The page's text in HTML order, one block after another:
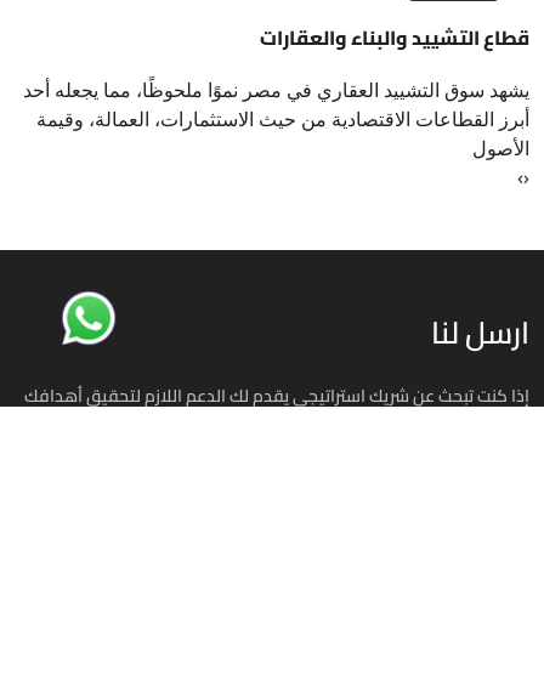
قطاع التشييد والبناء والعقارات
يشهد سوق التشييد العقاري في مصر نموًا ملحوظًا، مما يجعله أحد
أبرز القطاعات الاقتصادية من حيث الاستثمارات، العمالة، وقيمة
الأصول
‹
›
ارسل لنا
إذا كنت تبحث عن شريك استراتيجي يقدم لك الدعم اللازم لتحقيق أهدافك